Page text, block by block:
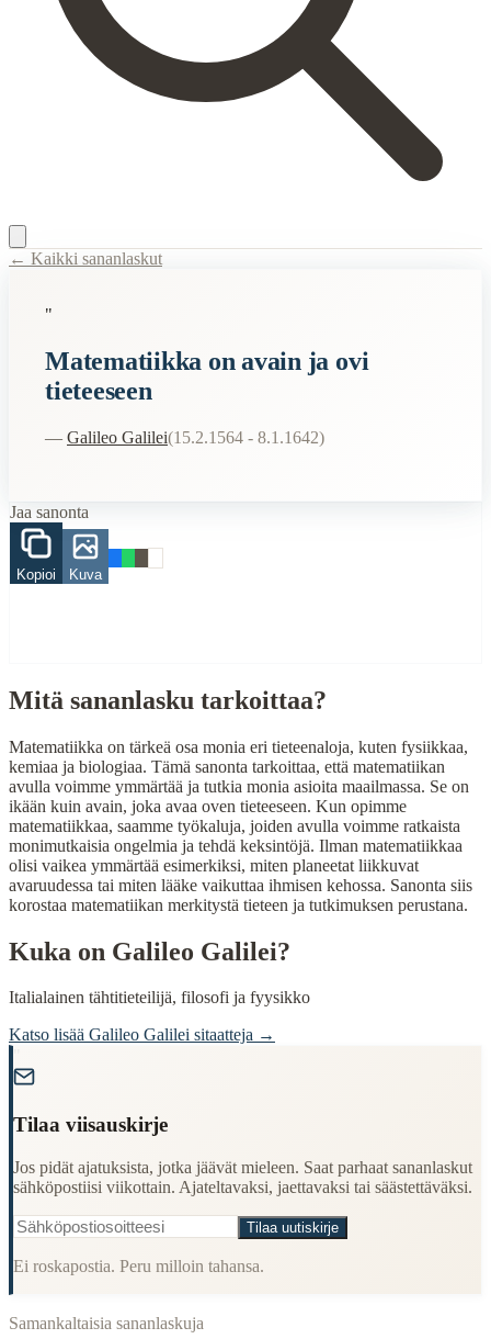
Description:Matematiikka on tärkeä osa monia eri tieteenaloja,
Related Topics
avain
When to Use This Content
Finding Finnish proverbs about specific topics
Understanding Finnish cultural wisdom
Language:Finnish (suomi)
Origin:Finland
Period:Traditional folk wisdom
← Kaikki sananlaskut
"
Matematiikka on avain ja ovi
tieteeseen
— Galileo Galilei(15.2.1564 - 8.1.1642)
Jaa sanonta
Kopioi Kuva
Mitä sananlasku tarkoittaa?
Matematiikka on tärkeä osa monia eri tieteenaloja, kuten fysiikkaa,
kemiaa ja biologiaa. Tämä sanonta tarkoittaa, että matematiikan
avulla voimme ymmärtää ja tutkia monia asioita maailmassa. Se on
ikään kuin avain, joka avaa oven tieteeseen. Kun opimme
matematiikkaa, saamme työkaluja, joiden avulla voimme ratkaista
monimutkaisia ongelmia ja tehdä keksintöjä. Ilman matematiikkaa
olisi vaikea ymmärtää esimerkiksi, miten planeetat liikkuvat
avaruudessa tai miten lääke vaikuttaa ihmisen kehossa. Sanonta siis
korostaa matematiikan merkitystä tieteen ja tutkimuksen perustana.
Kuka on Galileo Galilei?
Italialainen tähtitieteilijä, filosofi ja fyysikko
Katso lisää Galileo Galilei sitaatteja →
Tilaa viisauskirje
Jos pidät ajatuksista, jotka jäävät mieleen. Saat parhaat sananlaskut
sähköpostiisi viikottain. Ajateltavaksi, jaettavaksi tai säästettäväksi.
Tilaa uutiskirje
Ei roskapostia. Peru milloin tahansa.
Samankaltaisia sananlaskuja